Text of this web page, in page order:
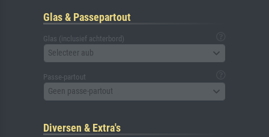
Glas & Passepartout
Glas (inclusief achterbord)
Selecteer aub
Passe-partout
Geen passe-partout
Diversen & Extra's